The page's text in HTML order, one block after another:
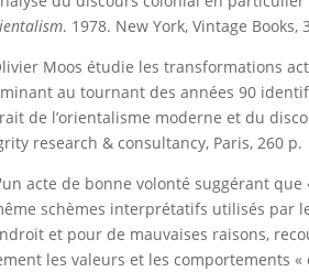
. 1978. New York, Vintage Books,
Moos étudie les transformations
au tournant des années 90
de l’orientalisme moderne et du
research & consultancy, Paris, 260 p.
acte de bonne volonté suggérant
schèmes interprétatifs utilisés par
et pour de mauvaises raisons,
les valeurs et les comportements «